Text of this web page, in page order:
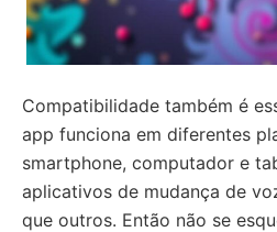
Compatibilidade também é
app funciona em diferentes
smartphone, computador e
aplicativos de mudança de
que outros. Então não se